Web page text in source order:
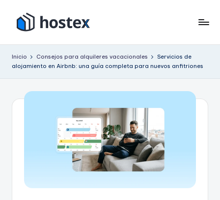
Saltar
contenido
o
s
alquiler
piloto
Inicio Consejos para alquileres vacacionales
Servicios de
alojamiento en Airbnb: una guía completa para nuevos anfitriones